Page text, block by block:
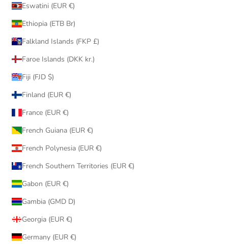
Eswatini (EUR €)
Ethiopia (ETB Br)
Falkland Islands (FKP £)
Faroe Islands (DKK kr.)
Fiji (FJD $)
Finland (EUR €)
France (EUR €)
French Guiana (EUR €)
French Polynesia (EUR €)
French Southern Territories (EUR €)
Gabon (EUR €)
Gambia (GMD D)
Georgia (EUR €)
Germany (EUR €)